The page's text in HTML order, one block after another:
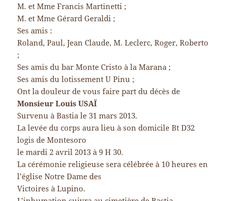
M. et Mme Francis Martinetti ;
M. et Mme Gérard Geraldi ;
Ses amis :
Roland, Paul, Jean Claude, M. Leclerc, Roger, Roberto
;
Ses amis du bar Monte Cristo à la Marana ;
Ses amis du lotissement U Pinu ;
Ont la douleur de vous faire part du décès de
Monsieur Louis USAÏ
Survenu à Bastia le 31 mars 2013.
La levée du corps aura lieu à son domicile Bt D32
logis de Montesoro
le mardi 2 avril 2013 à 9 H 30.
La cérémonie religieuse sera célébrée à 10 heures en
l’église Notre Dame des
Victoires à Lupino.